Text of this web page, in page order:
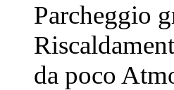
Parcheggio
da poco